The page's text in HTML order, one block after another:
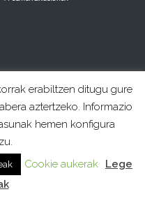
erabiltzen ditugu gure
aztertzeko. Informazio
hemen konfigura
Cookie aukerak
Lege